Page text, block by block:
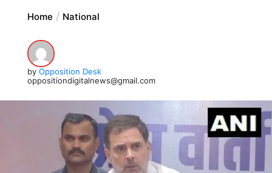
Home National
by Opposition Desk
oppositiondigitalnews@gmail.com